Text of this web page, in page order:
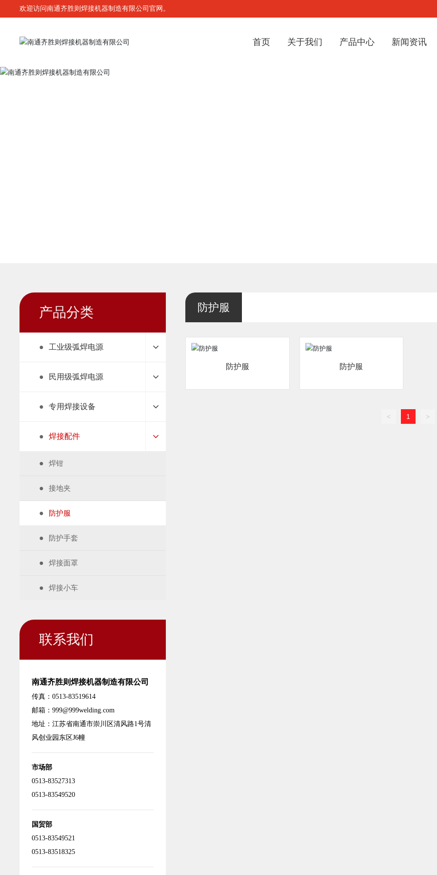
欢迎访问南通齐胜则焊接机器制造有限公司官网。
首页 关于我们 产品中心 新闻资讯
产品分类
● 工业级弧焊电源
● 民用级弧焊电源
● 专用焊接设备
● 焊接配件
● 焊钳
● 接地夹
● 防护服
● 防护手套
● 焊接面罩
● 焊接小车
联系我们
南通齐胜则焊接机器制造有限公司
传真：0513-83519614
邮箱：999@999welding.com
地址：江苏省南通市崇川区清风路1号清
风创业园东区J6幢
市场部
0513-83527313
0513-83549520
国贸部
0513-83549521
0513-83518325
防护服
防护服 防护服
< 1 >